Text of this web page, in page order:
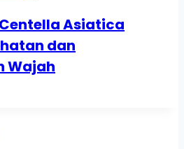
Asiatica
dan
Wajah